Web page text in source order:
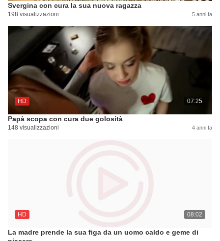
Svergina con cura la sua nuova ragazza
198 visualizzazioni 5 anni fa
HD 07:25
Papà scopa con cura due golosità
148 visualizzazioni 4 anni fa
HD 08:02
La madre prende la sua figa da un uomo caldo e geme di